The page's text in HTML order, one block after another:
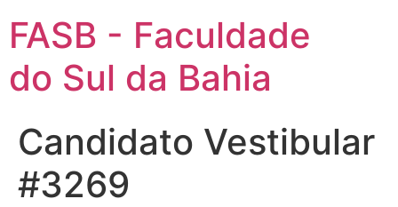
FASB - Faculdade
do Sul da Bahia
Candidato Vestibular
#3269